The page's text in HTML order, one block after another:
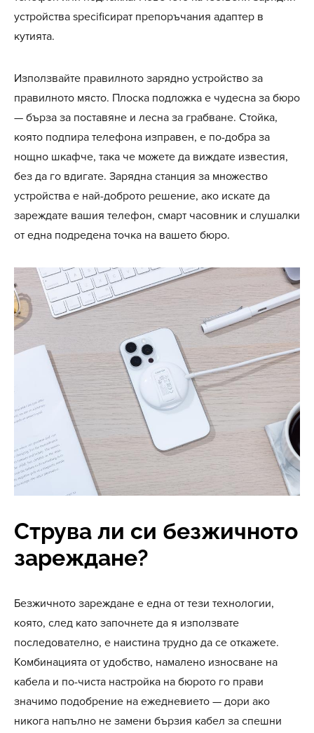
устройства specificират препоръчания адаптер в
кутията.
Използвайте правилното зарядно устройство за
правилното място. Плоска подложка е чудесна за бюро
— бърза за поставяне и лесна за грабване. Стойка,
която подпира телефона изправен, е по-добра за
нощно шкафче, така че можете да виждате известия,
без да го вдигате. Зарядна станция за множество
устройства е най-доброто решение, ако искате да
зареждате вашия телефон, смарт часовник и слушалки
от една подредена точка на вашето бюро.
Струва ли си безжичното
зареждане?
Безжичното зареждане е една от тези технологии,
която, след като започнете да я използвате
последователно, е наистина трудно да се откажете.
Комбинацията от удобство, намалено износване на
кабела и по-чиста настройка на бюрото го прави
значимо подобрение на ежедневието — дори ако
никога напълно не замени бързия кабел за спешни